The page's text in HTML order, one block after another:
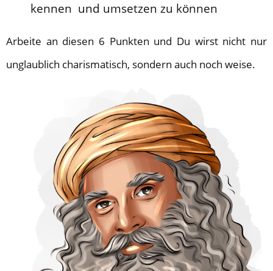
kennen und umsetzen zu können
Arbeite an diesen 6 Punkten und Du wirst nicht nur
unglaublich charismatisch, sondern auch noch weise.